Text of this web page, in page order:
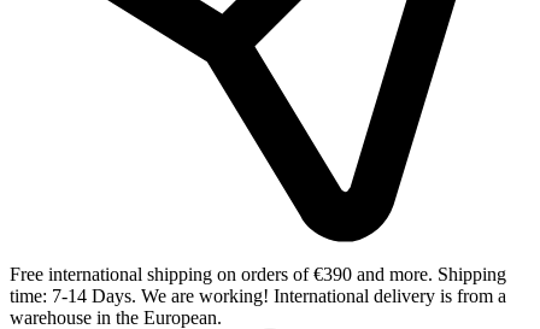
Free international shipping on orders of €390 and more. Shipping
time: 7-14 Days. We are working! International delivery is from a
warehouse in the European.